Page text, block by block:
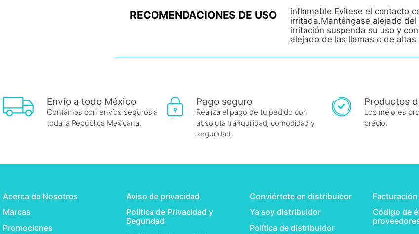
RECOMENDACIONES DE USO
inflamable.Evítese el contacto
irritada.Manténgase alejado
irritación suspenda su uso y
alejado de las llamas o de altas
Envío a todo México
Contamos con envíos seguros a
toda la República Mexicana.
Pago seguro
Realiza el pago de tu pedido con
absoluta tranquilidad, comodidad y
seguridad.
Productos
Los mejores
precio.
Acerca de Nosotros
Marcas
Promociones
Aviso de privacidad
Política de Privacidad y
Seguridad
Conviértete en distribuidor
Ya soy distribuidor
Política de distribuidor
Código de